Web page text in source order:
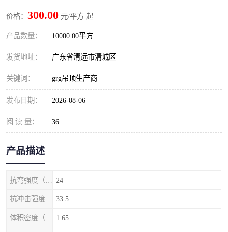
价格： 300.00 元/平方 起
产品数量： 10000.00平方
发货地址： 广东省清远市清城区
关键词： grg吊顶生产商
发布日期： 2026-08-06
阅 读 量： 36
产品描述
24
33.5
1.65